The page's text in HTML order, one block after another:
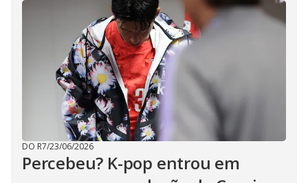
DO R7/23/06/2026
Percebeu? K-pop entrou em